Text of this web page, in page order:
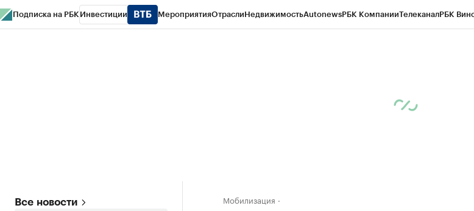
Подписка на РБК Инвестиции МероприятияОтраслиНедвижимостьAutonewsРБК КомпанииТелеканалРБК
Все новости Мобилизация